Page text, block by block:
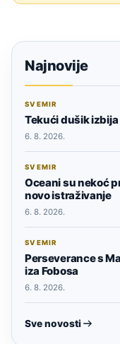
Najnovije
SVEMIR
Tekući dušik
6. 8. 2026.
SVEMIR
Oceani su nekoć
novo istraživanje
6. 8. 2026.
SVEMIR
Perseverance s
iza Fobosa
6. 8. 2026.
Sve novosti